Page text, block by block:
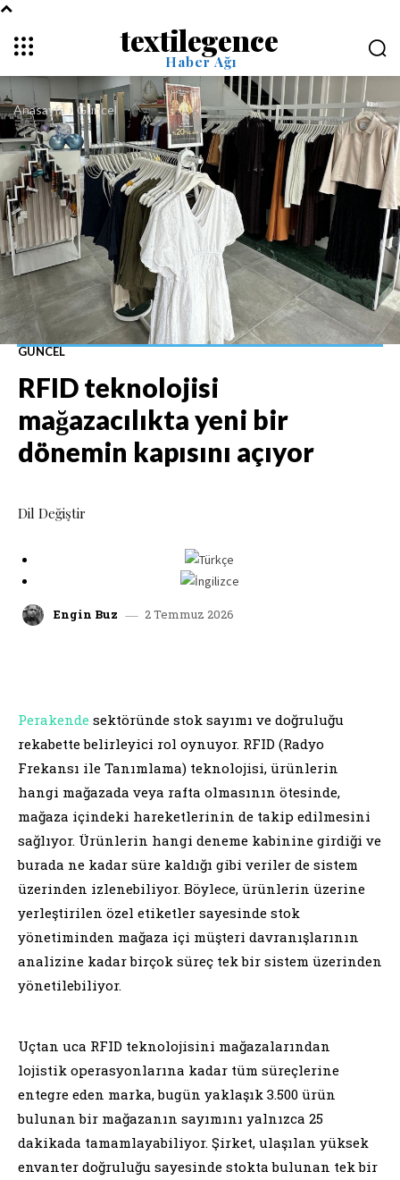
textilegence
Haber Ağı
Anasayfa Güncel
GÜNCEL
RFID teknolojisi
mağazacılıkta yeni bir
dönemin kapısını açıyor
Dil Değiştir
Engin Buz 2 Temmuz 2026
Perakende sektöründe stok sayımı ve doğruluğu
rekabette belirleyici rol oynuyor. RFID (Radyo
Frekansı ile Tanımlama) teknolojisi, ürünlerin
hangi mağazada veya rafta olmasının ötesinde,
mağaza içindeki hareketlerinin de takip edilmesini
sağlıyor. Ürünlerin hangi deneme kabinine girdiği ve
burada ne kadar süre kaldığı gibi veriler de sistem
üzerinden izlenebiliyor. Böylece, ürünlerin üzerine
yerleştirilen özel etiketler sayesinde stok
yönetiminden mağaza içi müşteri davranışlarının
analizine kadar birçok süreç tek bir sistem üzerinden
yönetilebiliyor.
Uçtan uca RFID teknolojisini mağazalarından
lojistik operasyonlarına kadar tüm süreçlerine
entegre eden marka, bugün yaklaşık 3.500 ürün
bulunan bir mağazanın sayımını yalnızca 25
dakikada tamamlayabiliyor. Şirket, ulaşılan yüksek
envanter doğruluğu sayesinde stokta bulunan tek bir